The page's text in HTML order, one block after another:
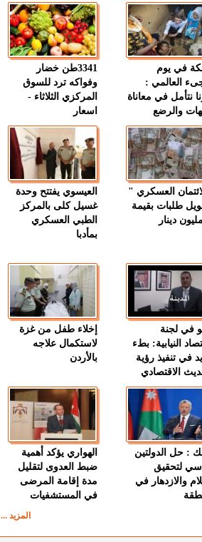
في يوم
العالمي :
نتأمل في معاناة
والرضع
3341طن خضار
وفواكه ترد للسوق
المركزي الثلاثاء -
اسعار
العسكري "
طلبات بقيمة
العيسوي يفتتح وحدة
غسيل كلى بالمركز
الطبي العسكري
بمأدبا
في لجنة
النيابية: بطء
في تنفيذ رؤية
الاقتصادي
إخلاء طفل من غزة
لاستكمال علاجه
بالأردن
: حل الدولتين
لتحقيق
والازدهار في
الهواري يؤكد أهمية
ضبط العدوى لتقليل
مدة إقامة المرضى
في المستشفيات
المزيد ...